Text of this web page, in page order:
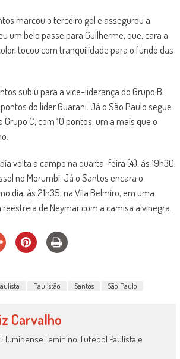
marcou o terceiro gol e assegurou a
um belo passe para Guilherme, que, cara a
tocou com tranquilidade para o fundo das
subiu para a vice-liderança do Grupo B,
do líder Guarani. Já o São Paulo segue
C, com 10 pontos, um a mais que o
volta a campo na quarta-feira (4), às 19h30,
no Morumbi. Já o Santos encara o
dia, às 21h35, na Vila Belmiro, em uma
de Neymar com a camisa alvinegra.
Paulistão Santos São Paulo
Carvalho
Feminino, Futebol Paulista e